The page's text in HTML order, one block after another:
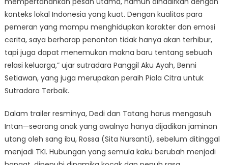
konteks lokal Indonesia yang kuat. Dengan kualitas para
pemeran yang mampu menghidupkan karakter dan emosi
cerita, saya berharap penonton tidak hanya akan terhibur,
tapi juga dapat menemukan makna baru tentang sebuah
relasi keluarga,” ujar sutradara Panggil Aku Ayah, Benni
Setiawan, yang juga merupakan peraih Piala Citra untuk
Sutradara Terbaik.
Dalam trailer resminya, Dedi dan Tatang harus mengasuh
Intan—seorang anak yang awalnya hanya dijadikan jaminan
utang oleh sang ibu, Rossa (Sita Nursanti), sebelum ditinggal
menjadi TKI. Hubungan yang semula kaku berubah menjadi